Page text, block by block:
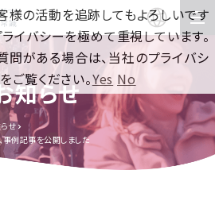
で！
識
知らせ
せ
例記事を公開しました
様の活動を追跡してもよろしいです
イバシーを極めて重視しています。
問がある場合は、当社のプライバシ
ご覧ください。Yes No